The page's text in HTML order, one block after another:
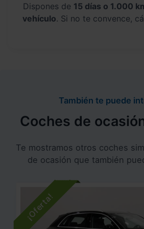
Dispones de 15 días o 1.000
vehículo. Si no te convence,
También te puede
Coches de
Te mostramos otros coches
de ocasión que también